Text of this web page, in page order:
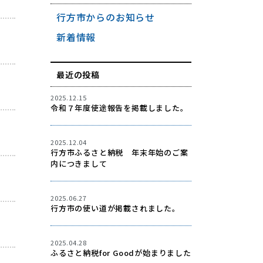
行方市からのお知らせ
新着情報
最近の投稿
2025.12.15
令和７年度使途報告を掲載しました。
2025.12.04
行方市ふるさと納税 年末年始のご案
内につきまして
2025.06.27
行方市の使い道が掲載されました。
2025.04.28
ふるさと納税for Goodが始まりました